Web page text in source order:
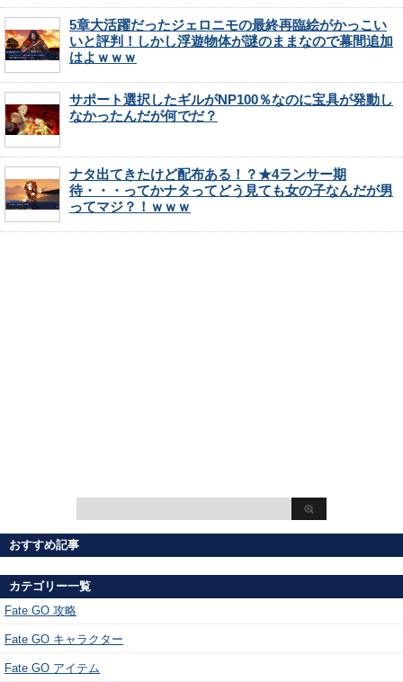
5章大活躍だったジェロニモの最終再臨絵がかっこい
いと評判！しかし浮遊物体が謎のままなので幕間追加
はよｗｗｗ
サポート選択したギルがNP100％なのに宝具が発動し
なかったんだが何でだ？
ナタ出てきたけど配布ある！？★4ランサー期
待・・・ってかナタってどう見ても女の子なんだが男
ってマジ？！ｗｗｗ
おすすめ記事
カテゴリー一覧
Fate GO 攻略
Fate GO キャラクター
Fate GO アイテム